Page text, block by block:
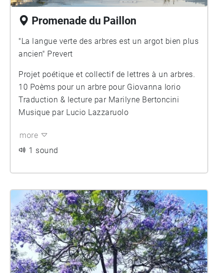
Promenade du Paillon
"La langue verte des arbres est un argot bien plus
ancien" Prevert
Projet poétique et collectif de lettres à un arbres.
10 Poèms pour un arbre pour Giovanna Iorio
Traduction & lecture par Marilyne Bertoncini
Musique par Lucio Lazzaruolo
more
1 sound